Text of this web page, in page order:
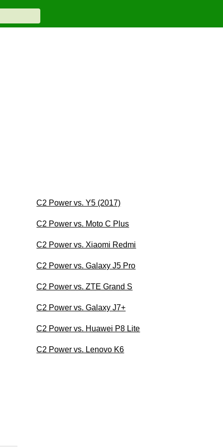
C2 Power vs. Y5 (2017)
C2 Power vs. Moto C Plus
C2 Power vs. Xiaomi Redmi
C2 Power vs. Galaxy J5 Pro
C2 Power vs. ZTE Grand S
C2 Power vs. Galaxy J7+
C2 Power vs. Huawei P8 Lite
C2 Power vs. Lenovo K6